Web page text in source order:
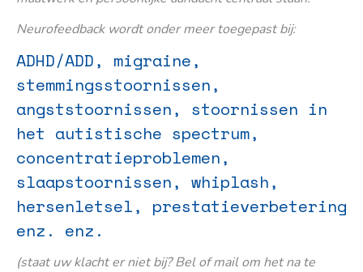
Neurofeedback wordt onder meer toegepast bij:
ADHD/ADD, migraine,
stemmingsstoornissen,
angststoornissen, stoornissen in
het autistische spectrum,
concentratieproblemen,
slaapstoornissen, whiplash,
hersenletsel, prestatieverbetering
enz. enz.
(staat uw klacht er niet bij? Bel of mail om het na te